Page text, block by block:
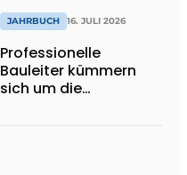
JAHRBUCH 16. JULI 2026
Professionelle
Bauleiter kümmern
sich um die